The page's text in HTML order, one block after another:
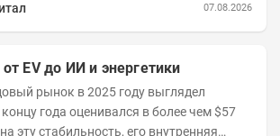
07.08.2026
EV до ИИ и энергетики
рынок в 2025 году выглядел
года оценивался в более чем $57
эту стабильность, его внутренняя